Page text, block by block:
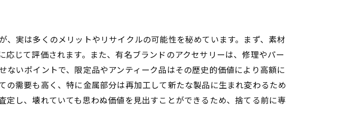
実は多くのメリットやリサイクルの可能性を秘めています。まず、素材
じて評価されます。また、有名ブランドのアクセサリーは、修理やパー
いポイントで、限定品やアンティーク品はその歴史的価値により高額に
需要も高く、特に金属部分は再加工して新たな製品に生まれ変わるため
し、壊れていても思わぬ価値を見出すことができるため、捨てる前に専